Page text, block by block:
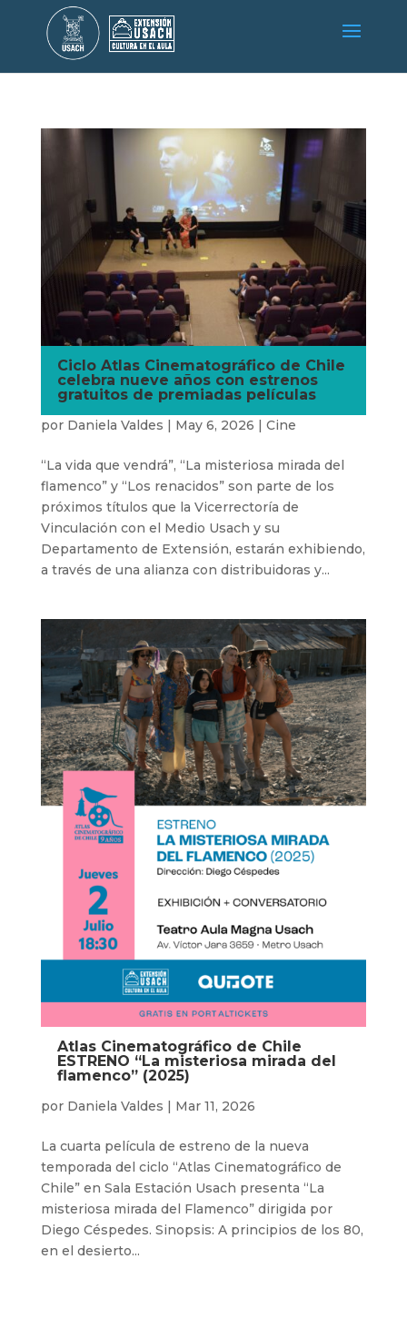
Ciclo Atlas Cinematográfico de Chile
celebra nueve años con estrenos
gratuitos de premiadas películas
por Daniela Valdes | May 6, 2026 | Cine
“La vida que vendrá”, “La misteriosa mirada del
flamenco” y “Los renacidos” son parte de los
próximos títulos que la Vicerrectoría de
Vinculación con el Medio Usach y su
Departamento de Extensión, estarán exhibiendo,
a través de una alianza con distribuidoras y...
Atlas Cinematográfico de Chile
ESTRENO “La misteriosa mirada del
flamenco” (2025)
por Daniela Valdes | Mar 11, 2026
La cuarta película de estreno de la nueva
temporada del ciclo “Atlas Cinematográfico de
Chile” en Sala Estación Usach presenta “La
misteriosa mirada del Flamenco” dirigida por
Diego Céspedes. Sinopsis: A principios de los 80,
en el desierto...